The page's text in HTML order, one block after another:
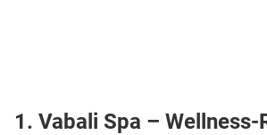
1. Vabali Spa –